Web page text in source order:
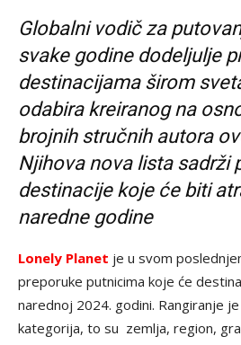
Globalni vodič za
svake godine dodeljulje
destinacijama širom
odabira kreiranog na
brojnih stručnih autora
Njihova nova lista sadrži
destinacije koje će biti
naredne godine
Lonely Planet je u svom
preporuke putnicima koje će
narednoj 2024. godini. Rangiranje
kategorija, to su zemlja, region,